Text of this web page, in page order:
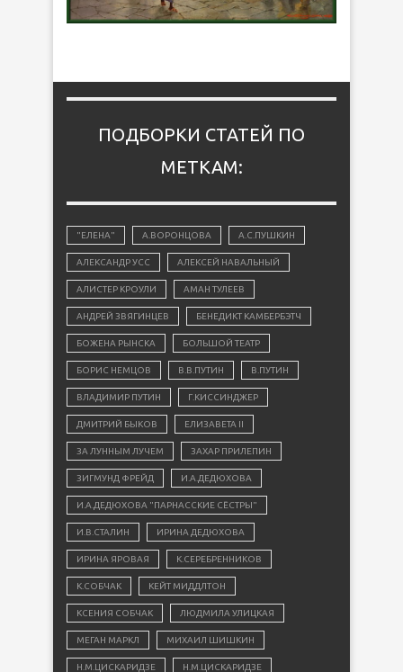
ПОДБОРКИ СТАТЕЙ ПО
МЕТКАМ:
"ЕЛЕНА" А.ВОРОНЦОВА А.С.ПУШКИН
АЛЕКСАНДР УСС АЛЕКСЕЙ НАВАЛЬНЫЙ
АЛИСТЕР КРОУЛИ АМАН ТУЛЕЕВ
АНДРЕЙ ЗВЯГИНЦЕВ БЕНЕДИКТ КАМБЕРБЭТЧ
БОЖЕНА РЫНСКА БОЛЬШОЙ ТЕАТР
БОРИС НЕМЦОВ В.В.ПУТИН В.ПУТИН
ВЛАДИМИР ПУТИН Г.КИССИНДЖЕР
ДМИТРИЙ БЫКОВ ЕЛИЗАВЕТА II
ЗА ЛУННЫМ ЛУЧЕМ ЗАХАР ПРИЛЕПИН
ЗИГМУНД ФРЕЙД И.А.ДЕДЮХОВА
И.А.ДЕДЮХОВА "ПАРНАССКИЕ СЁСТРЫ"
И.В.СТАЛИН ИРИНА ДЕДЮХОВА
ИРИНА ЯРОВАЯ К.СЕРЕБРЕННИКОВ
К.СОБЧАК КЕЙТ МИДДЛТОН
КСЕНИЯ СОБЧАК ЛЮДМИЛА УЛИЦКАЯ
МЕГАН МАРКЛ МИХАИЛ ШИШКИН
Н.М.ЦИСКАРИДЗЕ Н.М.ЦИСКАРИДЗЕ